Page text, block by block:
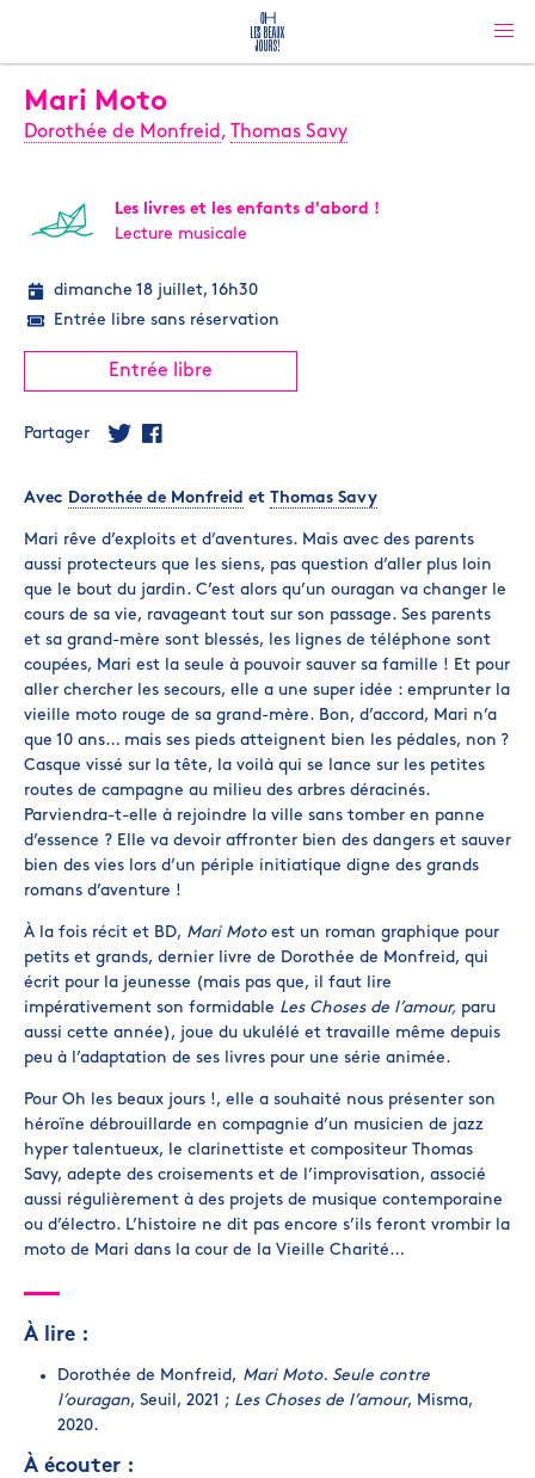
Mari Moto
Dorothée de Monfreid , Thomas Savy
Les livres et les enfants d'abord !
Lecture musicale
dimanche 18 juillet, 16h30
Entrée libre sans réservation
Entrée libre
Partager
Avec Dorothée de Monfreid et Thomas Savy
Mari rêve d’exploits et d’aventures. Mais avec des parents
aussi protecteurs que les siens, pas question d’aller plus loin
que le bout du jardin. C’est alors qu’un ouragan va changer le
cours de sa vie, ravageant tout sur son passage. Ses parents
et sa grand-mère sont blessés, les lignes de téléphone sont
coupées, Mari est la seule à pouvoir sauver sa famille ! Et pour
aller chercher les secours, elle a une super idée : emprunter la
vieille moto rouge de sa grand-mère. Bon, d’accord, Mari n’a
que 10 ans… mais ses pieds atteignent bien les pédales, non ?
Casque vissé sur la tête, la voilà qui se lance sur les petites
routes de campagne au milieu des arbres déracinés.
Parviendra-t-elle à rejoindre la ville sans tomber en panne
d’essence ? Elle va devoir affronter bien des dangers et sauver
bien des vies lors d’un périple initiatique digne des grands
romans d’aventure !
À la fois récit et BD, Mari Motoest un roman graphique pour
petits et grands, dernier livre de Dorothée de Monfreid, qui
écrit pour la jeunesse (mais pas que, il faut lire
impérativement son formidable Les Choses de l’amour, paru
aussi cette année), joue du ukulélé et travaille même depuis
peu à l’adaptation de ses livres pour une série animée.
Pour Oh les beaux jours !, elle a souhaité nous présenter son
héroïne débrouillarde en compagnie d’un musicien de jazz
hyper talentueux, le clarinettiste et compositeur Thomas
Savy, adepte des croisements et de l’improvisation, associé
aussi régulièrement à des projets de musique contemporaine
ou d’électro. L’histoire ne dit pas encore s’ils feront vrombir la
moto de Mari dans la cour de la Vieille Charité…
À lire :
Dorothée de Monfreid, Mari Moto. Seule contre
l’ouragan, Seuil, 2021 ; Les Choses de l’amour, Misma,
2020.
À écouter :